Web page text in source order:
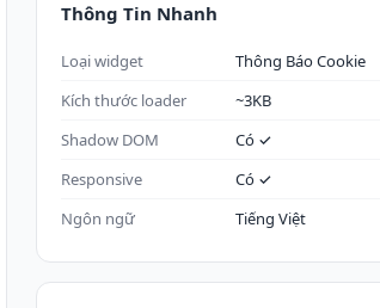
Thông Tin Nhanh
Loại widget
Thông Báo Cookie
Kích thước loader
~3KB
Shadow DOM
Có ✓
Responsive
Có ✓
Ngôn ngữ
Tiếng Việt